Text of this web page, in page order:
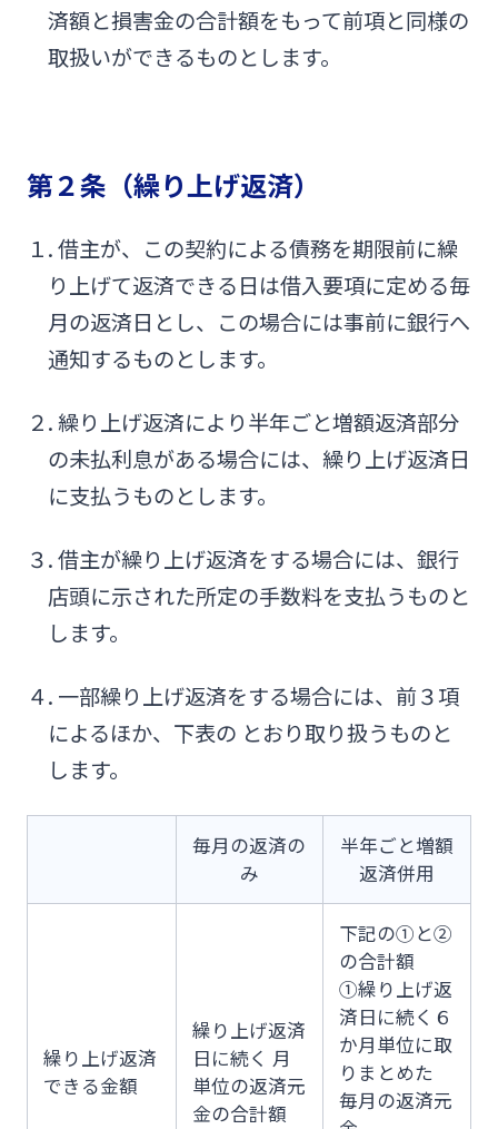
採用情報
済額と損害金の合計額をもって前項と同様の
取扱いができるものとします。
第２条（繰り上げ返済）
１. 借主が、この契約による債務を期限前に繰
り上げて返済できる日は借入要項に定める毎
月の返済日とし、この場合には事前に銀行へ
通知するものとします。
２. 繰り上げ返済により半年ごと増額返済部分
の未払利息がある場合には、繰り上げ返済日
に支払うものとします。
３. 借主が繰り上げ返済をする場合には、銀行
店頭に示された所定の手数料を支払うものと
します。
４. 一部繰り上げ返済をする場合には、前３項
によるほか、下表の とおり取り扱うものと
します。
毎月の返済の
み
半年ごと増額
返済併用
繰り上げ返済
できる金額
繰り上げ返済
日に続く 月
単位の返済元
金の合計額
下記の①と②
の合計額
①繰り上げ返
済日に続く６
か月単位に取
りまとめた
毎月の返済元